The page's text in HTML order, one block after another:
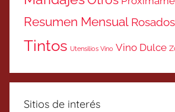
Resumen Mensual Rosados
Tintos Utensilios Vino Vino Dulce
Sitios de interés